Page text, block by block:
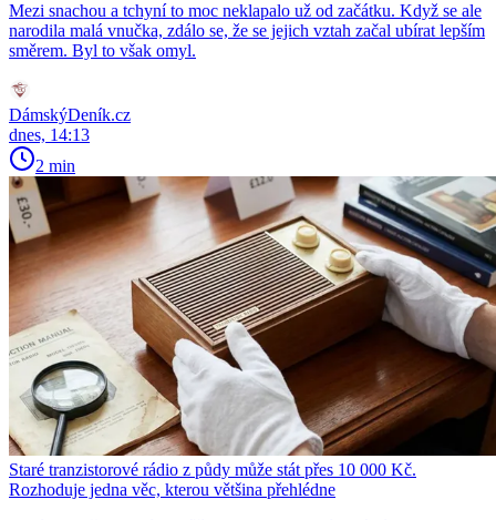
Mezi snachou a tchyní to moc neklapalo už od začátku. Když se ale
narodila malá vnučka, zdálo se, že se jejich vztah začal ubírat lepším
směrem. Byl to však omyl.
DámskýDeník.cz
dnes, 14:13
2 min
Staré tranzistorové rádio z půdy může stát přes 10 000 Kč.
Rozhoduje jedna věc, kterou většina přehlédne